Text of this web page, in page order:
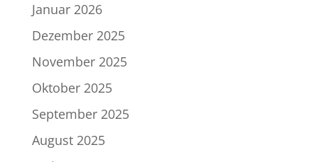
Januar 2026
Dezember 2025
November 2025
Oktober 2025
September 2025
August 2025